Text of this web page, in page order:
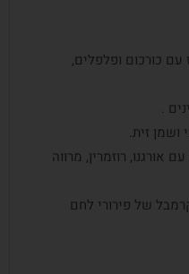
עם כורכום ופלפלים,
.
ושמן זית.
אורגנו, רוזמרין, מרווה
של פירורי לחם